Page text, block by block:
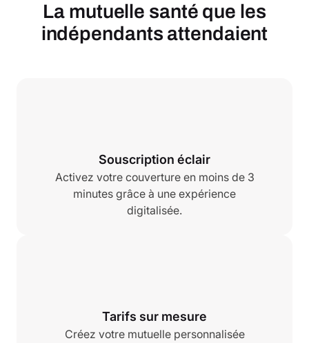
La mutuelle santé que les
indépendants attendaient
Souscription éclair
Activez votre couverture en moins de 3
minutes grâce à une expérience
digitalisée.
Tarifs sur mesure
Créez votre mutuelle personnalisée